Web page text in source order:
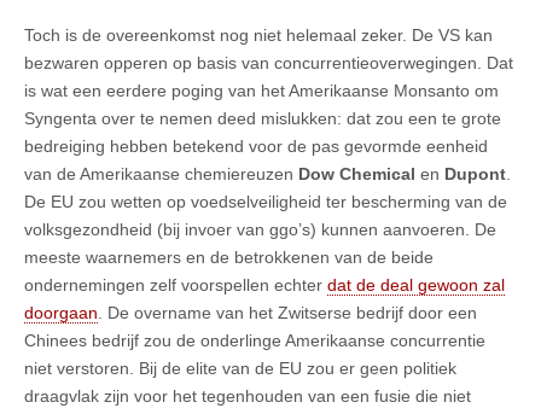
Toch is de overeenkomst nog niet helemaal zeker. De VS kan
bezwaren opperen op basis van concurrentieoverwegingen. Dat
is wat een eerdere poging van het Amerikaanse Monsanto om
Syngenta over te nemen deed mislukken: dat zou een te grote
bedreiging hebben betekend voor de pas gevormde eenheid
van de Amerikaanse chemiereuzen Dow Chemical en Dupont
De EU zou wetten op voedselveiligheid ter bescherming van de
volksgezondheid (bij invoer van ggo’s) kunnen aanvoeren. De
meeste waarnemers en de betrokkenen van de beide
ondernemingen zelf voorspellen echter dat de deal gewoon zal
doorgaan . De overname van het Zwitserse bedrijf door een
Chinees bedrijf zou de onderlinge Amerikaanse concurrentie
niet verstoren. Bij de elite van de EU zou er geen politiek
draagvlak zijn voor het tegenhouden van een fusie die niet